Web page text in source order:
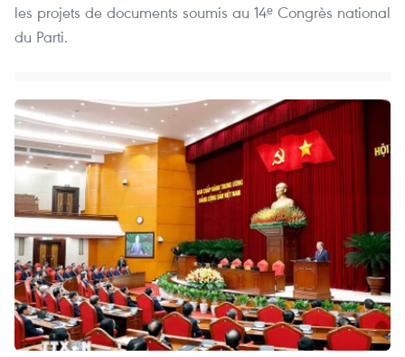
les projets de documents soumis au 14ᵉ Congrès national
du Parti.